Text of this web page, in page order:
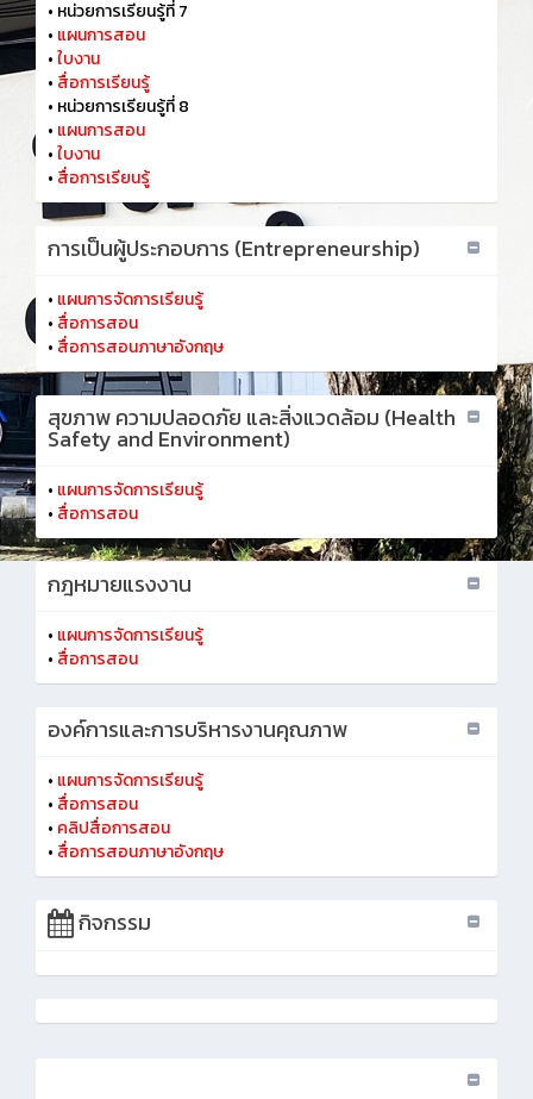
• หน่วยการเรียนรู้ที่ 7
• แผนการสอน
•ใบงาน
• สื่อการเรียนรู้
• หน่วยการเรียนรู้ที่ 8
• แผนการสอน
•ใบงาน
• สื่อการเรียนรู้
การเป็นผู้ประกอบการ (Entrepreneurship)
• แผนการจัดการเรียนรู้
• สื่อการสอน
• สื่อการสอนภาษาอังกฤษ
สุขภาพ ความปลอดภัย และสิ่งแวดล้อม (Health
Safety and Environment)
• แผนการจัดการเรียนรู้
• สื่อการสอน
กฎหมายแรงงาน
• แผนการจัดการเรียนรู้
• สื่อการสอน
องค์การและการบริหารงานคุณภาพ
• แผนการจัดการเรียนรู้
• สื่อการสอน
• คลิปสื่อการสอน
• สื่อการสอนภาษาอังกฤษ
กิจกรรม